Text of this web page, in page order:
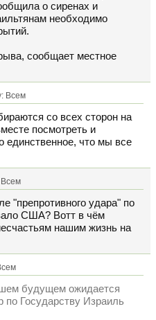
о сиренах и
необходимо
сообщает местное
Всем
со всех сторон на
посмотреть и
единственное, что мы все
Всем
"препротивного удара" по
США? Вотт в чём
нашим жизнь на
будущем ожидается
по Государству Израиль